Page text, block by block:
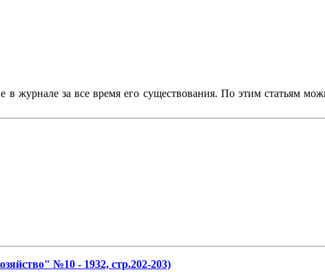
в журнале за все время его существования. По этим статьям
№10 - 1932, стр.202-203)